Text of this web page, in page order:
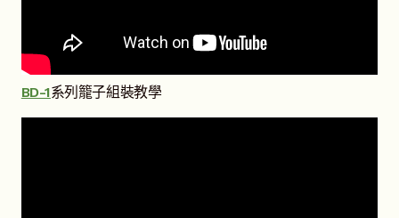
BD-1系列籠子組裝教學